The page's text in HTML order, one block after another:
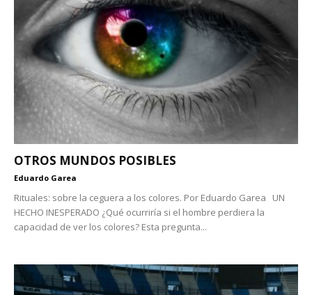
OTROS MUNDOS POSIBLES
Eduardo Garea
Rituales: sobre la ceguera a los colores. Por Eduardo Garea UN
HECHO INESPERADO ¿Qué ocurriría si el hombre perdiera la
capacidad de ver los colores? Esta pregunta...